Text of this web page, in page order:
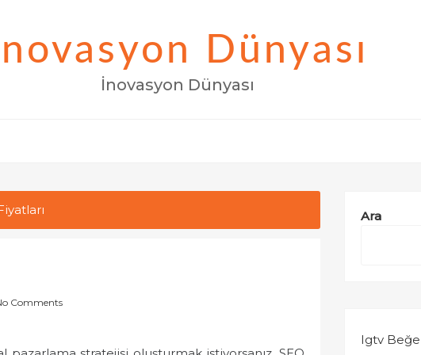
İnovasyon Dünyası
İnovasyon Dünyası
Comments
Ara
Igtv